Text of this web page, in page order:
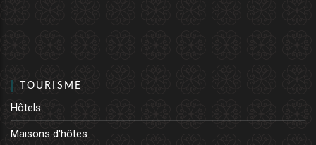
TOURISME
Hôtels
Maisons d'hôtes